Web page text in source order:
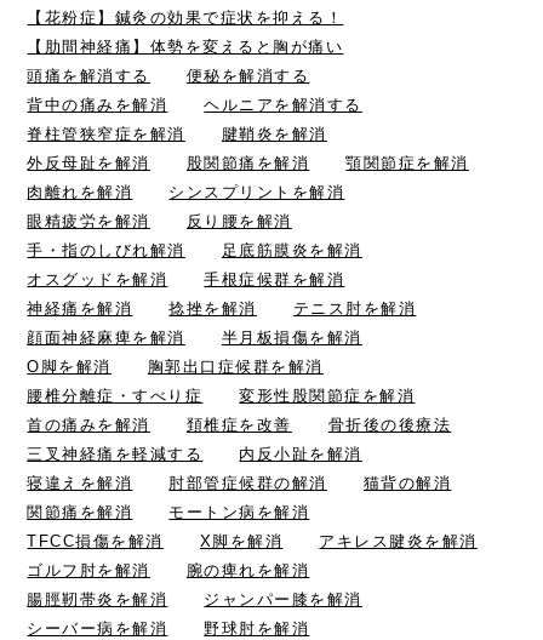
【花粉症】鍼灸の効果で症状を抑える！
【肋間神経痛】体勢を変えると胸が痛い
頭痛を解消する
便秘を解消する
背中の痛みを解消
ヘルニアを解消する
脊柱管狭窄症を解消
腱鞘炎を解消
外反母趾を解消
股関節痛を解消
顎関節症を解消
肉離れを解消
シンスプリントを解消
眼精疲労を解消
反り腰を解消
手・指のしびれ解消
足底筋膜炎を解消
オスグッドを解消
手根症候群を解消
神経痛を解消
捻挫を解消
テニス肘を解消
顔面神経麻痺を解消
半月板損傷を解消
O脚を解消
胸郭出口症候群を解消
腰椎分離症・すべり症
変形性股関節症を解消
首の痛みを解消
頚椎症を改善
骨折後の後療法
三叉神経痛を軽減する
内反小趾を解消
寝違えを解消
肘部管症候群の解消
猫背の解消
関節痛を解消
モートン病を解消
TFCC損傷を解消
X脚を解消
アキレス腱炎を解消
ゴルフ肘を解消
腕の痺れを解消
腸脛靭帯炎を解消
ジャンパー膝を解消
シーバー病を解消
野球肘を解消